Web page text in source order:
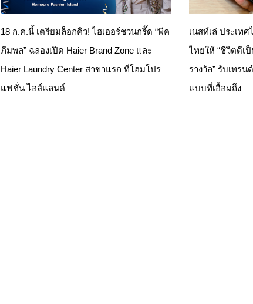
18 ก.ค.นี้ เตรียมล็อกคิว! ไฮเออร์ชวนกรี๊ด “พีค
ภีมพล” ฉลองเปิด Haier Brand Zone และ
Haier Laundry Center สาขาแรก ที่โฮมโปร
แฟชั่น ไอส์แลนด์
เนสท์เล่ ประเท
ไทยให้ “ชีวิตดีเ
รางวัล” รับเทร
แบบที่เอื้อมถึง